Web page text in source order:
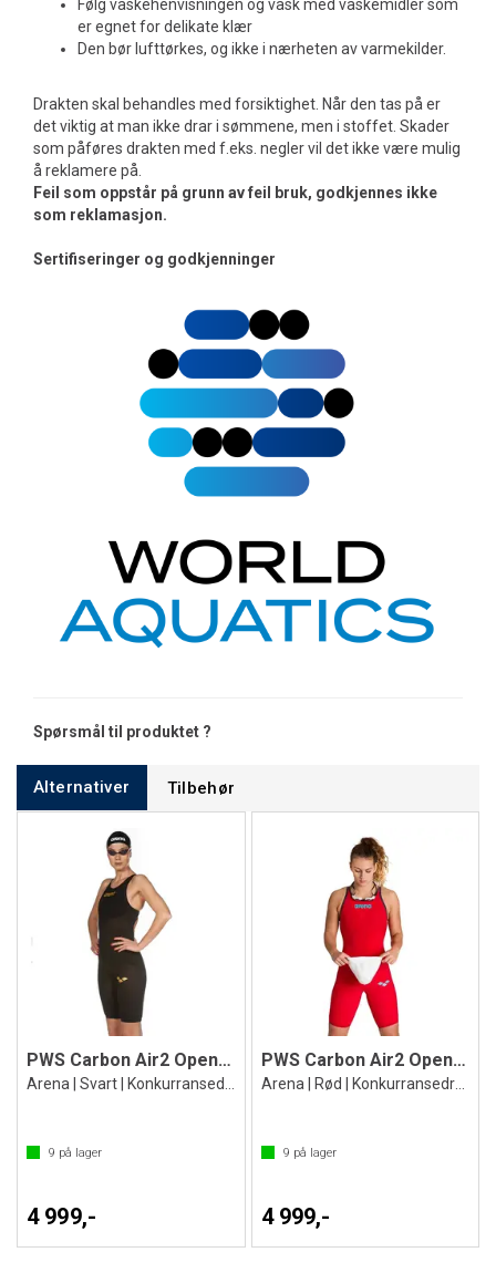
Følg vaskehenvisningen og vask med vaskemidler som
er egnet for delikate klær
Den bør lufttørkes, og ikke i nærheten av varmekilder.
Drakten skal behandles med forsiktighet. Når den tas på er
det viktig at man ikke drar i sømmene, men i stoffet. Skader
som påføres drakten med f.eks. negler vil det ikke være mulig
å reklamere på.
Feil som oppstår på grunn av feil bruk, godkjennes ikke
som reklamasjon.
Sertifiseringer og godkjenninger
Spørsmål til produktet ?
Alternativer Tilbehør
PWS Carbon Air2 Open Back
9 på lager
4 999,-
PWS Carbon Air2 Open Back
Arena | Rød | Konkurransedrakt
9 på lager
4 999,-